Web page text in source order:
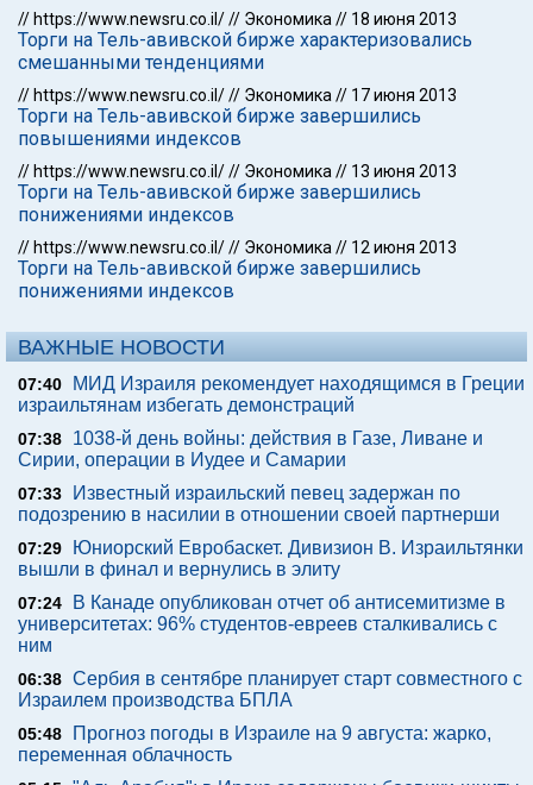
// https://www.newsru.co.il/// Экономика // 18 июня 2013
Торги на Тель-авивской бирже характеризовались
смешанными тенденциями
// https://www.newsru.co.il/// Экономика // 17 июня 2013
Торги на Тель-авивской бирже завершились
повышениями индексов
// https://www.newsru.co.il/// Экономика // 13 июня 2013
Торги на Тель-авивской бирже завершились
понижениями индексов
// https://www.newsru.co.il/// Экономика // 12 июня 2013
Торги на Тель-авивской бирже завершились
понижениями индексов
ВАЖНЫЕ НОВОСТИ
07:40
МИД Израиля рекомендует находящимся в Греции
израильтянам избегать демонстраций
07:38
1038-й день войны: действия в Газе, Ливане и
Сирии, операции в Иудее и Самарии
07:33
Известный израильский певец задержан по
подозрению в насилии в отношении своей партнерши
07:29
Юниорский Евробаскет. Дивизион В. Израильтянки
вышли в финал и вернулись в элиту
07:24
В Канаде опубликован отчет об антисемитизме в
университетах: 96% студентов-евреев сталкивались с
ним
06:38 Сербия в сентябре планирует старт совместного с
Израилем производства БПЛА
05:48
Прогноз погоды в Израиле на 9 августа: жарко,
переменная облачность